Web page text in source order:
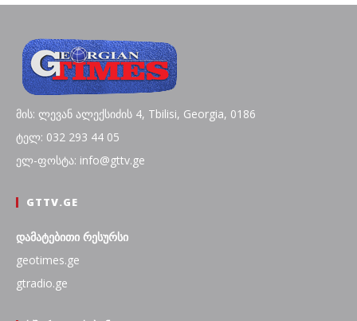
მის: ლევან ალექსიძის 4, Tbilisi, Georgia, 0186
ტელ: 032 293 44 05
ელ-ფოსტა: info@gttv.ge
GTTV.GE
დამატებითი რესურსი
geotimes.ge
gtradio.ge